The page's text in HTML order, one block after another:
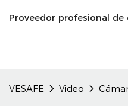
Proveedor profesional de
VESAFE Video